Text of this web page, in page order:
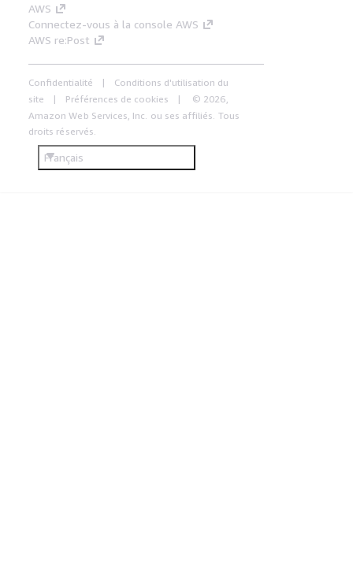
AWS
Connectez-vous à la console AWS
AWS re:Post
Confidentialité
Conditions d'utilisation du
site
Préférences de cookies
© 2026,
Amazon Web Services, Inc. ou ses affiliés. Tous
droits réservés.
Français